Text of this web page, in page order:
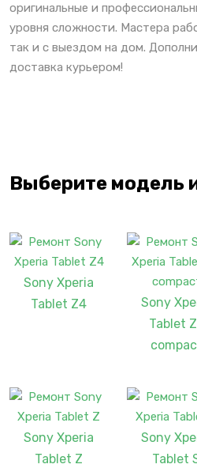
оригинальные и
уровня сложности. Мастера
так и с выездом на дом.
доставка курьером!
Выберите модель
Sony Xperia
Tablet Z4
Sony
Tablet
Sony Xperia
Tablet Z
Sony
Tablet